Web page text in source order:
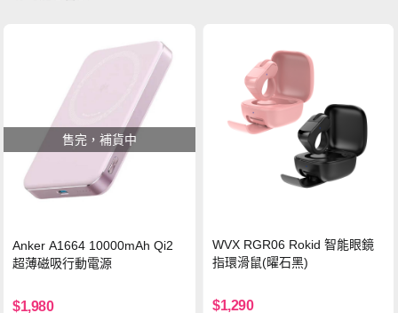
售完，補貨中
Anker A1664 10000mAh Qi2
超薄磁吸行動電源
$1,980
WVX RGR06 Rokid 智能眼鏡
指環滑鼠(曜石黑)
$1,290